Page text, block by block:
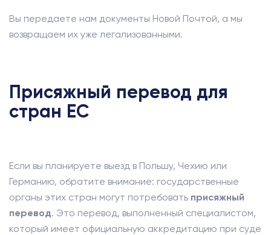
Вы передаете нам документы Новой Почтой, а мы
возвращаем их уже легализованными.
Присяжный перевод для
стран ЕС
Если вы планируете выезд в Польшу, Чехию или
Германию, обратите внимание: государственные
органы этих стран могут потребовать присяжный
перевод. Это перевод, выполненный специалистом,
который имеет официальную аккредитацию при суде